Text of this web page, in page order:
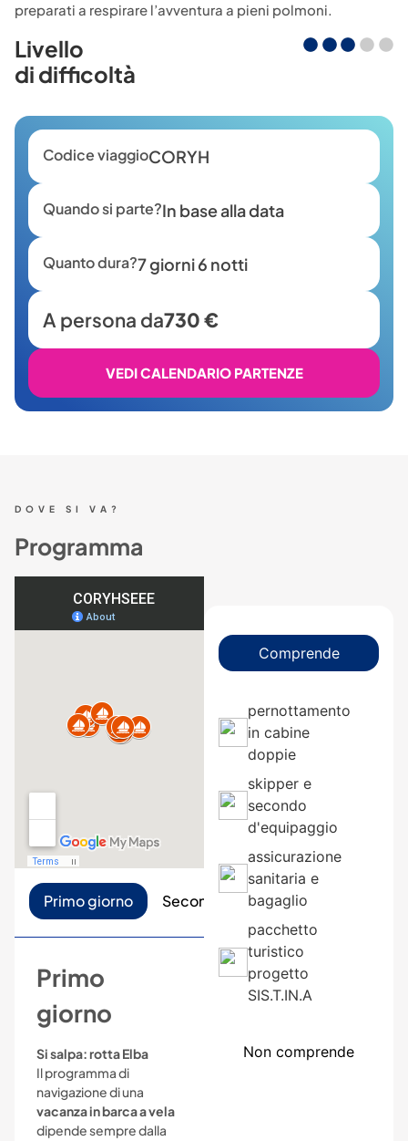
preparati a respirare l’avventura a pieni polmoni.
Livello
di difficoltà
Codice viaggioCORYH
Quando si parte?In base alla data
Quanto dura?7 giorni 6 notti
A persona da730 €
VEDI CALENDARIO PARTENZE
DOVE SI VA?
Programma
Primo giorno Secondo giorno Terzo giorno
Primo
giorno
Si salpa: rotta Elba
Il programma di
navigazione di una
vacanza in barca a vela
dipende sempre dalla
Comprende
Non comprende
pernottamento
in cabine
doppie
skipper e
secondo
d'equipaggio
assicurazione
sanitaria e
bagaglio
pacchetto
turistico
progetto
SIS.T.IN.A